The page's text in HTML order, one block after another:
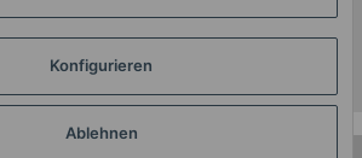
Konfigurieren
Ablehnen